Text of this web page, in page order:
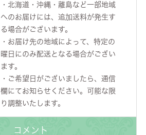
・北海道・沖縄・離島など一部地域
へのお届けには、追加送料が発生す
る場合がございます。
・お届け先の地域によって、特定の
曜日にのみ配送となる場合がござい
ます。
・ご希望日がございましたら、通信
欄にてお知らせください。可能な限
り調整いたします。
コメント